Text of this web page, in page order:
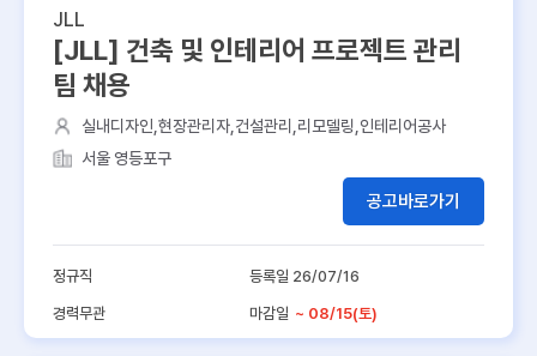
JLL
[JLL] 건축 및 인테리어 프로젝트 관리
팀 채용
실내디자인,현장관리자,건설관리,리모델링,인테리어공사
서울 영등포구
공고바로가기
정규직 등록일 26/07/16
경력무관 마감일 ~ 08/15(토)